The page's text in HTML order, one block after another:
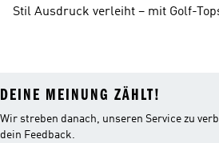
Stil Ausdruck verleiht – mit Golf-
DEINE MEINUNG ZÄHLT!
Wir streben danach, unseren Service zu
dein Feedback.